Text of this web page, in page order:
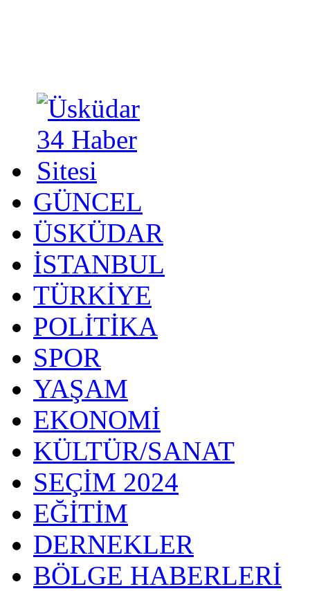
GÜNCEL
ÜSKÜDAR
İSTANBUL
TÜRKİYE
POLİTİKA
SPOR
YAŞAM
EKONOMİ
KÜLTÜR/SANAT
SEÇİM 2024
EĞİTİM
DERNEKLER
BÖLGE HABERLERİ